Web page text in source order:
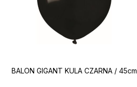
BALON GIGANT KULA CZARNA / 45cm